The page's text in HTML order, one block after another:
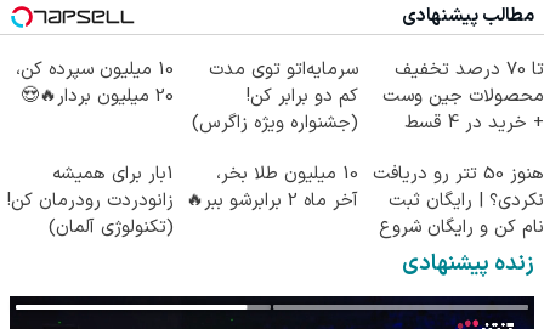
مطالب پیشنهادی
تا 70 درصد تخفیف
محصولات جین وست
+ خرید در 4 قسط
سرمایه‌اتو توی مدت
کم دو برابر کن!
(جشنواره ویژه زاگرس)
10 میلیون سپرده کن،
20 میلیون بردار🔥😍
هنوز 50 تتر رو دریافت
نکردی؟ | رایگان ثبت
نام کن و رایگان شروع
کن!
10 میلیون طلا بخر،
آخر ماه 2 برابرشو ببر🔥
1بار برای همیشه
زانودردت رودرمان کن!
(تکنولوژی آلمان)
زنده پیشنهادی